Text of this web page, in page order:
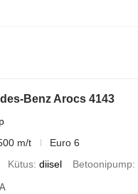
Benz Arocs 4143
m/t
Euro 6
Kütus diisel Betoonipump